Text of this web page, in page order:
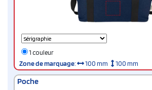
1 couleur
Zone de marquage: 100 mm 100 mm
Poche